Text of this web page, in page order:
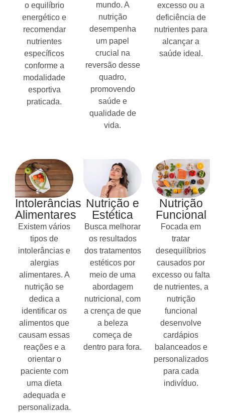
o equilíbrio
energético e
recomendar
nutrientes
específicos
conforme a
modalidade
esportiva
praticada.
mundo. A
nutrição
desempenha
um papel
crucial na
reversão desse
quadro,
promovendo
saúde e
qualidade de
vida.
excesso ou a
deficiência de
nutrientes para
alcançar a
saúde ideal.
Intolerâncias
Alimentares
Existem vários
tipos de
intolerâncias e
alergias
alimentares. A
nutrição se
dedica a
identificar os
alimentos que
causam essas
reações e a
orientar o
paciente com
uma dieta
adequada e
personalizada.
Nutrição e
Estética
Busca melhorar
os resultados
dos tratamentos
estéticos por
meio de uma
abordagem
nutricional, com
a crença de que
a beleza
começa de
dentro para fora.
Nutrição
Funcional
Focada em
tratar
desequilíbrios
causados por
excesso ou falta
de nutrientes, a
nutrição
funcional
desenvolve
cardápios
balanceados e
personalizados
para cada
indivíduo.